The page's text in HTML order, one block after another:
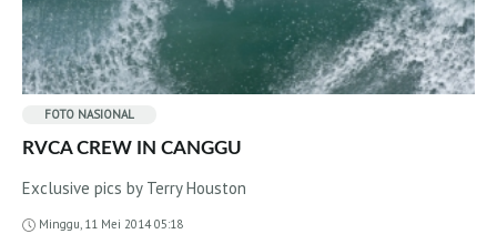
FOTO NASIONAL
RVCA CREW IN CANGGU
Exclusive pics by Terry Houston
Minggu, 11 Mei 2014 05:18